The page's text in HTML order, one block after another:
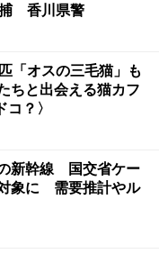
捕 香川県警
「オスの三毛猫」も
ちと出会える猫カフ
？〉
の新幹線 国交省ケー
象に 需要推計やル